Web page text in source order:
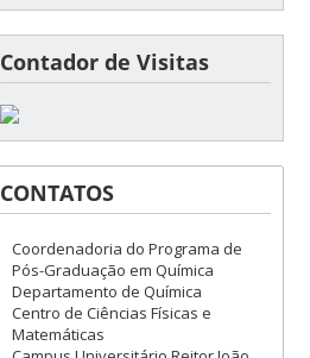
Contador de Visitas
CONTATOS
Coordenadoria do Programa de
Pós-Graduação em Química
Departamento de Química
Centro de Ciências Físicas e
Matemáticas